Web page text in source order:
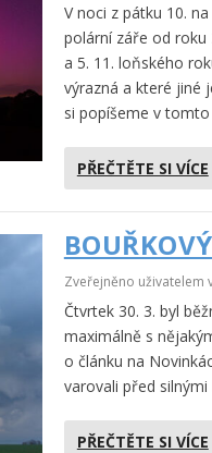
V noci z pátku 10.
polární záře od roku
a 5. 11. loňského
výrazná a které jiné
si popíšeme v
PŘEČTĚTE SI VÍCE
Zveřejněno uživatelem
Čtvrtek 30. 3. byl
maximálně s
o článku na
varovali před
PŘEČTĚTE SI VÍCE